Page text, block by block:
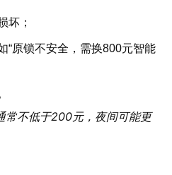
坏；
“原锁不安全，需换800元智能
常不低于200元，夜间可能更